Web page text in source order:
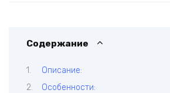
Содержание
Описание:
Особенности: